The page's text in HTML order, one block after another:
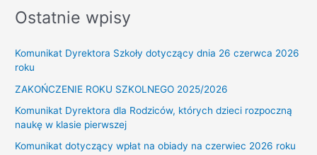
Ostatnie wpisy
Komunikat Dyrektora Szkoły dotyczący dnia 26 czerwca 2026
roku
ZAKOŃCZENIE ROKU SZKOLNEGO 2025/2026
Komunikat Dyrektora dla Rodziców, których dzieci rozpoczną
naukę w klasie pierwszej
Komunikat dotyczący wpłat na obiady na czerwiec 2026 roku